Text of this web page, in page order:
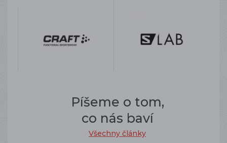
Píšeme o tom,
co nás baví
Všechny články